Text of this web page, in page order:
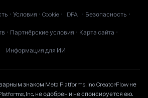
• Условия • Cookie • DPA • Безопасность •
• Партнёрские условия • Карта сайта •
Информация для ИИ
знаком Meta Platforms, Inc. CreatorFlow не
Inc., не одобрен и не спонсируется ею.